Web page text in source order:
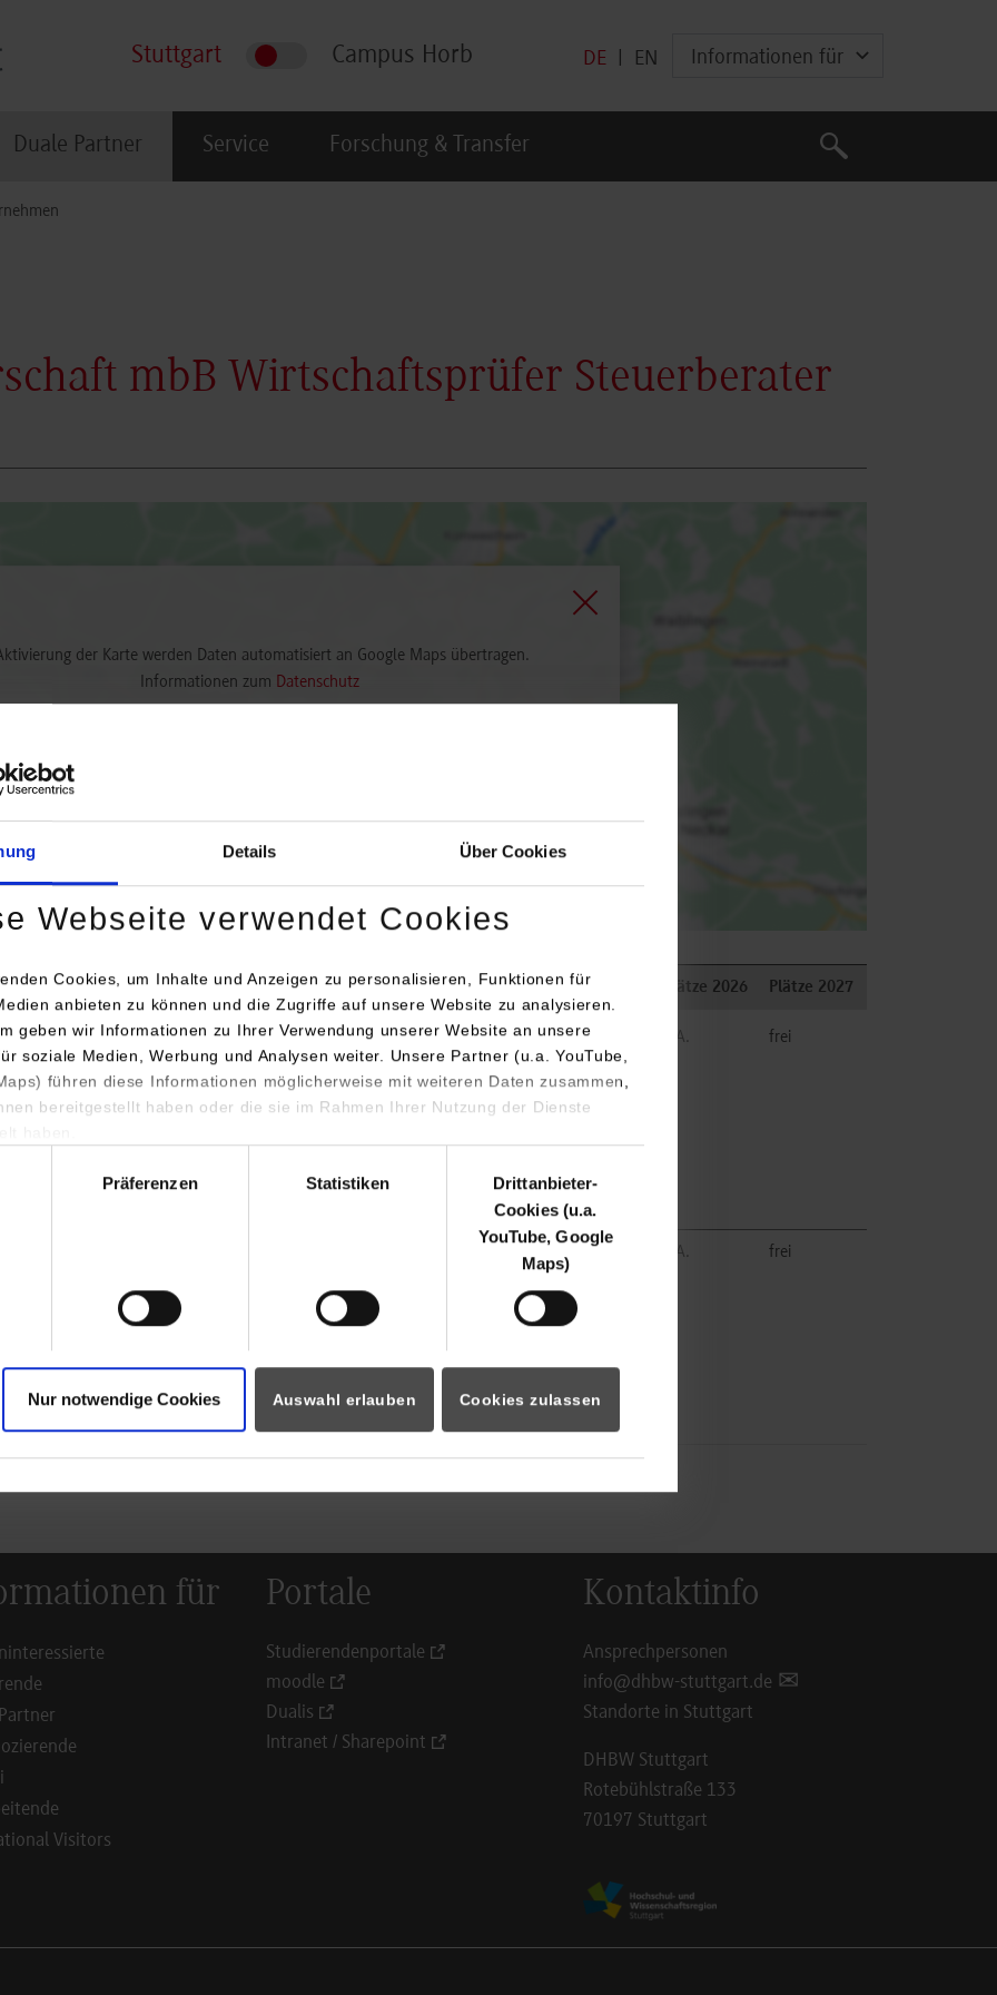
Details Über Cookies
Webseite verwendet Cookies
Cookies, um Inhalte und Anzeigen zu personalisieren, Funktionen für
anbieten zu können und die Zugriffe auf unsere Website zu analysieren.
geben wir Informationen zu Ihrer Verwendung unserer Website an unsere
soziale Medien, Werbung und Analysen weiter. Unsere Partner (u.a. YouTube,
führen diese Informationen möglicherweise mit weiteren Daten zusammen,
bereitgestellt haben oder die sie im Rahmen Ihrer Nutzung der Dienste
Präferenzen Statistiken
Drittanbieter-
Cookies (u.a.
YouTube, Google
Maps)
Nur notwendige Cookies Auswahl erlauben Cookies zulassen
Stuttgart Campus Horb DE EN Informationen für
Duale Partner Service Forschung & Transfer
Suche
Suche
mbB Wirtschaftsprüfer Steuerberater
der Karte werden Daten automatisiert an Google Maps übertragen.
Informationen zum Datenschutz
Bemerkungen Plätze 2026 Plätze 2027
Partnerschaft mbB Wirtschaftsprüfer Steuerberater Rechtsanwälte
k.A. frei
k.A. frei
für
Visitors
Portale
Studierendenportale
moodle
Dualis
Intranet / Sharepoint
Kontaktinfo
Ansprechpersonen
info@dhbw-stuttgart.de
Standorte in Stuttgart
DHBW Stuttgart
Rotebühlstraße 133
70197 Stuttgart